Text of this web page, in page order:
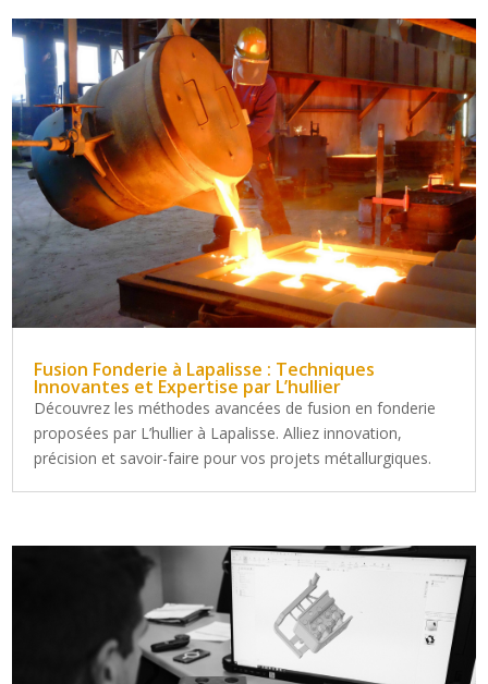
Fusion Fonderie à Lapalisse : Techniques
Innovantes et Expertise par L’hullier
Découvrez les méthodes avancées de fusion en fonderie
proposées par L’hullier à Lapalisse. Alliez innovation,
précision et savoir-faire pour vos projets métallurgiques.